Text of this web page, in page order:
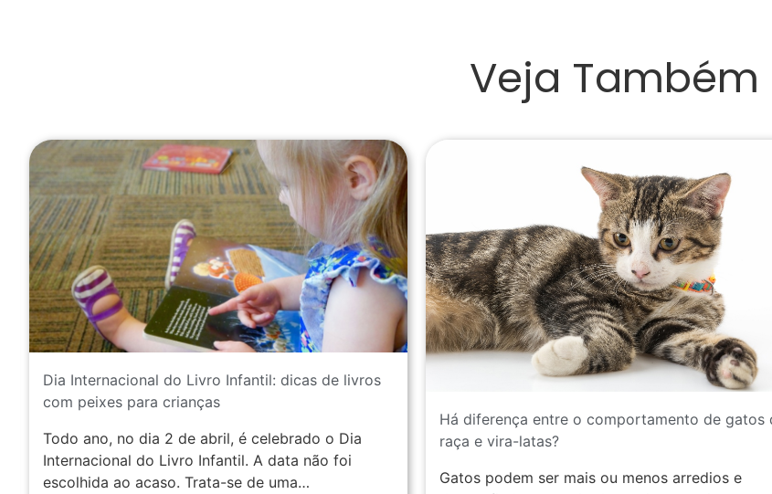
Veja Também
Quais as regras para ambientes pet friendly?
A relação das pessoas com seus animais de
estimação está cada vez mais intensa, levando ao
crescimento do mercado pet para atender à
crescente demanda…
Como saber se seu cão tem depressão
Nem sempre encarada como uma “doença de
verdade”, a depressão atinge tanto o ser humano
seriedade. A…